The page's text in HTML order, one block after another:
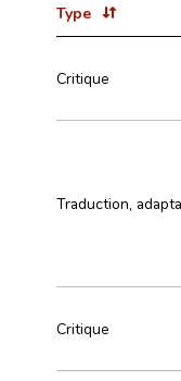
Type
Critique
Traduction,
Critique